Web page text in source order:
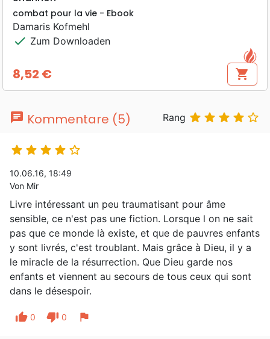
combat pour la vie - Ebook
Damaris Kofmehl
check Zum Downloaden
Preis
8,52 € shopping_cart
chat Kommentare (5) Rang     
    
10.06.16, 18:49
Von Mir
Livre intéressant un peu traumatisant pour âme
sensible, ce n'est pas une fiction. Lorsque l on ne sait
pas que ce monde là existe, et que de pauvres enfants
y sont livrés, c'est troublant. Mais grâce à Dieu, il y a
le miracle de la résurrection. Que Dieu garde nos
enfants et viennent au secours de tous ceux qui sont
dans le désespoir.
thumb_up 0 thumb_down 0 flag